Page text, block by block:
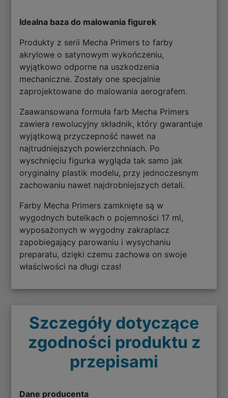
Idealna baza do malowania figurek
Produkty z serii Mecha Primers to farby
akrylowe o satynowym wykończeniu,
wyjątkowo odporne na uszkodzenia
mechaniczne. Zostały one specjalnie
zaprojektowane do malowania aerografem.
Zaawansowana formuła farb Mecha Primers
zawiera rewolucyjny składnik, który gwarantuje
wyjątkową przyczepność nawet na
najtrudniejszych powierzchniach. Po
wyschnięciu figurka wygląda tak samo jak
oryginalny plastik modelu, przy jednoczesnym
zachowaniu nawet najdrobniejszych detali.
Farby Mecha Primers zamknięte są w
wygodnych butelkach o pojemności 17 ml,
wyposażonych w wygodny zakraplacz
zapobiegający parowaniu i wysychaniu
preparatu, dzięki czemu zachowa on swoje
właściwości na długi czas!
Szczegóły dotyczące
zgodności produktu z
przepisami
Dane producenta